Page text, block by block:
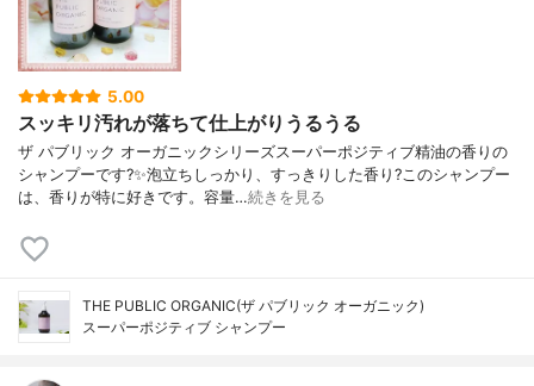
5.00
スッキリ汚れが落ちて仕上がりうるうる
ザ パブリック オーガニックシリーズスーパーポジティブ精油の香りの
シャンプーです?✨泡立ちしっかり、すっきりした香り?このシャンプー
は、香りが特に好きです。容量…続きを見る
THE PUBLIC ORGANIC(ザ パブリック オーガニック)
スーパーポジティブ シャンプー